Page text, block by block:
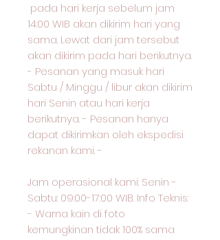
pada hari kerja sebelum jam
14:00 WIB akan dikirim hari yang
sama. Lewat dari jam tersebut
akan dikirim pada hari berikutnya.
- Pesanan yang masuk hari
Sabtu / Minggu / libur akan dikirim
hari Senin atau hari kerja
berikutnya. - Pesanan hanya
dapat dikirimkan oleh ekspedisi
rekanan kami. -
Jam operasional kami: Senin -
Sabtu: 09:00-17:00 WIB. Info Teknis:
- Warna kain di foto
kemungkinan tidak 100% sama